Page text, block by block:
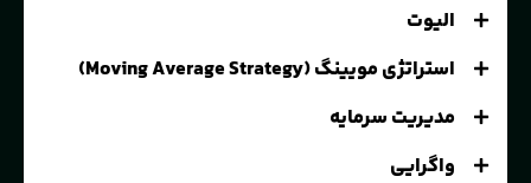
الیوت
استراتژی مویینگ (Moving Average Strategy)
مدیریت سرمایه
واگرایی